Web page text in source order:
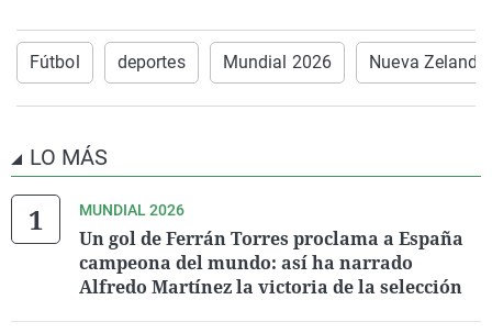
Fútbol deportes Mundial 2026 Nueva Zelanda
LO MÁS
MUNDIAL 2026
Un gol de Ferrán Torres proclama a España
campeona del mundo: así ha narrado
Alfredo Martínez la victoria de la selección